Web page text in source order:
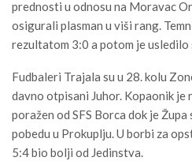
prednosti u odnosu na Moravac
osigurali plasman u viši rang.
rezultatom 3:0 a potom je
Fudbaleri Trajala su u 28. kolu
davno otpisani Juhor. Kopaonik je
poražen od SFS Borca dok je
pobedu u Prokuplju. U borbi za
5:4 bio bolji od Jedinstva.